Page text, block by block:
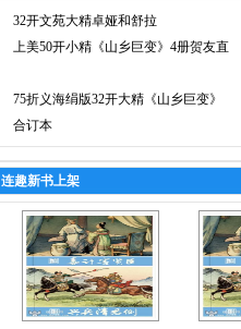
32开文苑大精卓娅和舒拉
上美50开小精《山乡巨变》4册贺友直
75折义海绢版32开大精《山乡巨变》
合订本
连趣新书上架